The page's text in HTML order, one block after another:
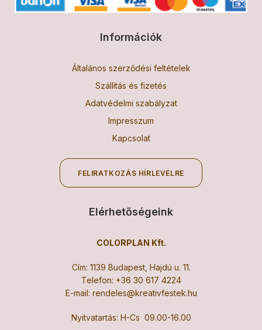
Információk
Általános szerződési feltételek
Szállítás és fizetés
Adatvédelmi szabályzat
Impresszum
Kapcsolat
FELIRATKOZÁS HÍRLEVÉLRE
Elérhetőségeink
COLORPLAN Kft.
Cím: 1139 Budapest, Hajdú u. 11.
Telefon: +36 30 617 4224
E-mail: rendeles@kreativfestek.hu
Nyitvatartás: H-Cs 09.00-16.00